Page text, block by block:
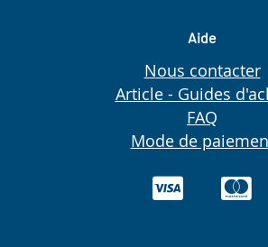
Aide
Nous contacter
Article - Guides
FAQ
Mode de